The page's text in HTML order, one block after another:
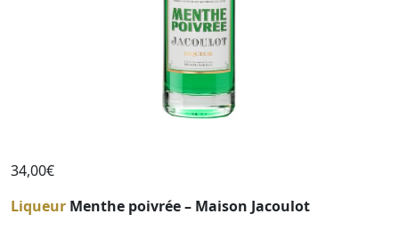
34,00€
Liqueur Menthe poivrée – Maison Jacoulot